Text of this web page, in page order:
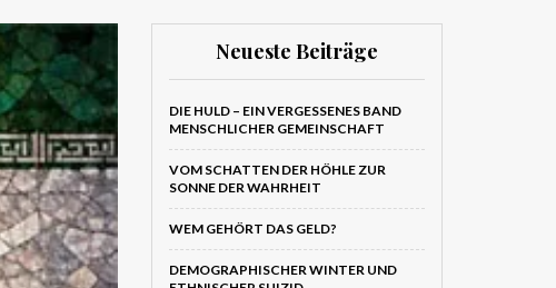
Neueste Beiträge
DIE HULD – EIN VERGESSENES BAND
MENSCHLICHER GEMEINSCHAFT
VOM SCHATTEN DER HÖHLE ZUR
SONNE DER WAHRHEIT
WEM GEHÖRT DAS GELD?
DEMOGRAPHISCHER WINTER UND